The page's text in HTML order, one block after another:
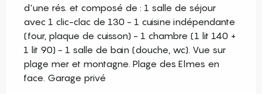
d'une rés. et composé de : 1 salle de séjour
avec 1 clic-clac de 130 - 1 cuisine indépendante
(four, plaque de cuisson) - 1 chambre (1 lit 140 +
1 lit 90) - 1 salle de bain (douche, wc). Vue sur
plage mer et montagne. Plage des Elmes en
face. Garage privé